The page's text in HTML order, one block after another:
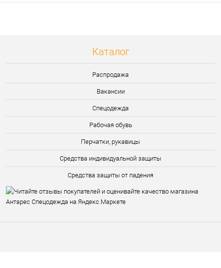
Каталог
Распродажа
Вакансии
Спецодежда
Рабочая обувь
Перчатки, рукавицы
Средства индивидуальной защиты
Средства защиты от падения